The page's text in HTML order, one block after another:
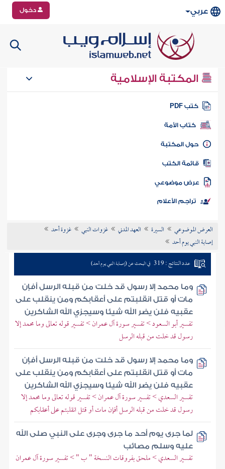
عربي دخول
المكتبة الإسلامية
كتب PDF
كتاب الأمة
المكتبة
الكتب
موضوعي
تراجم الأعلام
العرض الموضوعي السيرة العهد المدني غزوات النبي
غزوة أحد
إصابة النبي يوم أحد
عدد النتائج : 319 في البحث عن (إصابة النبي يوم أحد)
وما محمد إلا رسول قد خلت من قبله الرسل أفإن
مات أو قتل انقلبتم على أعقابكم ومن ينقلب على
عقبيه فلن يضر الله شيئا وسيجزي الله الشاكرين
تفسير أبو السعود > تفسير سورة آل عمران > تفسير قوله تعالى وما محمد إلا
رسول قد خلت من قبله الرسل
وما محمد إلا رسول قد خلت من قبله الرسل أفإن
مات أو قتل انقلبتم على أعقابكم ومن ينقلب على
عقبيه فلن يضر الله شيئا وسيجزي الله الشاكرين
تفسير السعدي > تفسير سورة آل عمران > تفسير قوله تعالى وما محمد إلا
رسول قد خلت من قبله الرسل أفإن مات أو قتل انقلبتم على أعقابكم
لما جرى يوم أحد ما جرى وجرى على النبي صلى الله
عليه وسلم مصائب
تفسير السعدي > ملحق بفروقات النسخة " ب " > تفسير سورة آل عمران